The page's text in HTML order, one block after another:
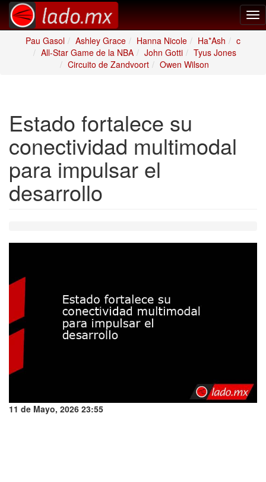
Pau Gasol
Ashley Grace Hanna Nicole Ha*Ash
c
All-Star Game de la NBA
John Gotti
Tyus Jones
Circuito de Zandvoort
Owen Wilson
Estado fortalece su
conectividad multimodal
para impulsar el
desarrollo
11 de Mayo, 2026 23:55